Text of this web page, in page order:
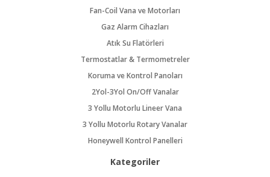
Fan-Coil Vana ve Motorları
Gaz Alarm Cihazları
Atık Su Flatörleri
Termostatlar & Termometreler
Koruma ve Kontrol Panoları
2Yol-3Yol On/Off Vanalar
3 Yollu Motorlu Lineer Vana
3 Yollu Motorlu Rotary Vanalar
Honeywell Kontrol Panelleri
Kategoriler